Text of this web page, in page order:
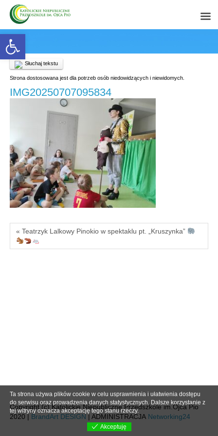
Open toolbar
Słuchaj tekstu
Strona dostosowana jest dla potrzeb osób niedowidzących i niewidomych.
IMG20250707095834
« Teatrzyk Lalkowy Pinokio w spektaklu pt. „Kruszynka”
Copyright (c) Katolickie Niepubliczne Przedszkole im.Ojca Pio
2020 | BrandArt DESIGN | ADMINISTRACJA Networking24
Ta strona używa plików cookie w celu usprawnienia i ułatwienia dostępu
do serwisu oraz prowadzenia danych statystycznych. Dalsze korzystanie z
tej witryny oznacza akceptację tego stanu rzeczy.
Akceptuję